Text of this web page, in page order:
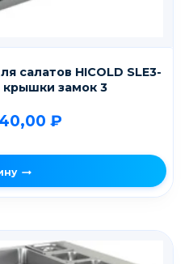
салатов HICOLD SLE3-
крышки замок 3
₽